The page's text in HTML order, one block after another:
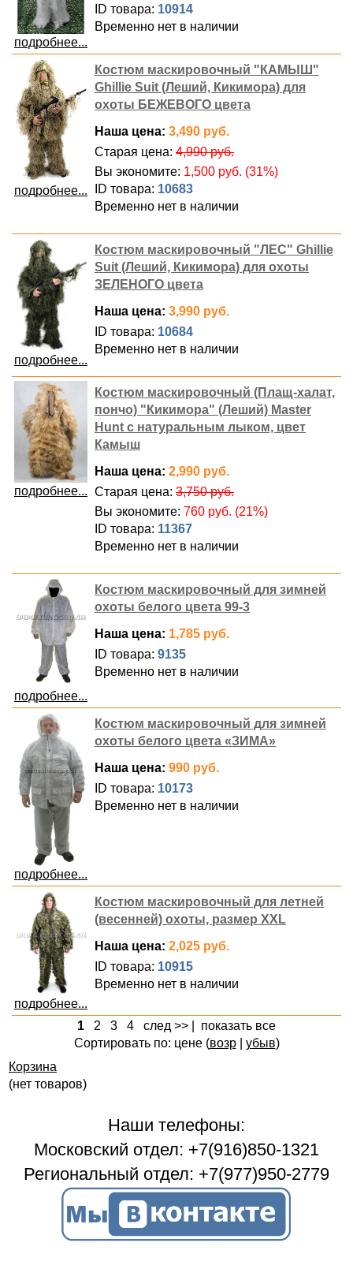
подробнее...
ID товара: 10914
Временно нет в наличии
подробнее...
Костюм маскировочный "КАМЫШ"
Ghillie Suit (Леший, Кикимора) для
охоты БЕЖЕВОГО цвета
Наша цена: 3,490 руб.
Старая цена: 4,990 руб.
Вы экономите: 1,500 руб. (31%)
ID товара: 10683
Временно нет в наличии
подробнее...
Костюм маскировочный "ЛЕС" Ghillie
Suit (Леший, Кикимора) для охоты
ЗЕЛЕНОГО цвета
Наша цена: 3,990 руб.
ID товара: 10684
Временно нет в наличии
подробнее...
Костюм маскировочный (Плащ-халат,
пончо) "Кикимора" (Леший) Master
Hunt с натуральным лыком, цвет
Камыш
Наша цена: 2,990 руб.
Старая цена: 3,750 руб.
Вы экономите: 760 руб. (21%)
ID товара: 11367
Временно нет в наличии
подробнее...
Костюм маскировочный для зимней
охоты белого цвета 99-3
Наша цена: 1,785 руб.
ID товара: 9135
Временно нет в наличии
подробнее...
Костюм маскировочный для зимней
охоты белого цвета «ЗИМА»
Наша цена: 990 руб.
ID товара: 10173
Временно нет в наличии
подробнее...
Костюм маскировочный для летней
(весенней) охоты, размер XXL
Наша цена: 2,025 руб.
ID товара: 10915
Временно нет в наличии
1 2 3 4 след >>
показать все
Сортировать по: цене (возр| убыв)
Корзина
(нет товаров)
Наши телефоны:
Московский отдел: +7(916)850-1321
Региональный отдел: +7(977)950-2779